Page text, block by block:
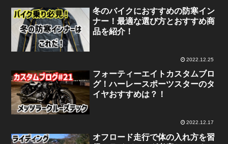
冬のバイクにおすすめの防寒イン
ナー！最適な選び方とおすすめ商
品を紹介！
2022.12.25
フォーティーエイトカスタムブロ
グ！ハーレースポーツスターのタ
イヤおすすめは？！
2022.12.17
オフロード走行で体の入れ方を習